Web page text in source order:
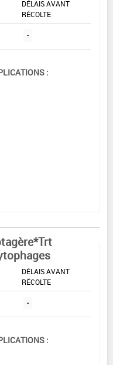
DÉLAIS AVANT
RÉCOLTE
-
:
DÉLAIS AVANT
RÉCOLTE
-
: